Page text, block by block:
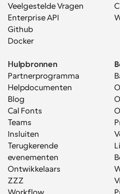
Veelgestelde Vragen
Enterprise API
Github
Docker
Hulpbronnen
Partnerprogramma
Helpdocumenten
Blog
Cal Fonts
Teams
Insluiten
Terugkerende
evenementen
Ontwikkelaars
ZZZ